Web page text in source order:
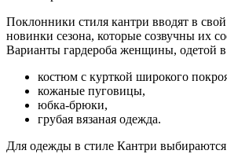
Поклонники стиля кантри вводят в
новинки сезона, которые созвучны их
Варианты гардероба женщины, одетой в
костюм с курткой широкого
кожаные пуговицы,
юбка-брюки,
грубая вязаная одежда.
Для одежды в стиле Кантри